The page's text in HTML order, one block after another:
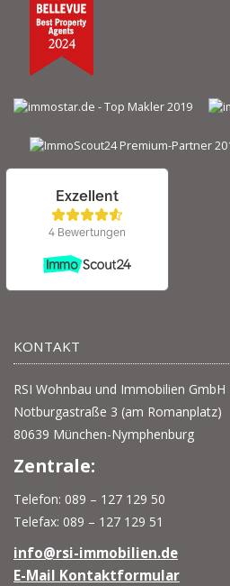
KONTAKT
RSI Wohnbau und Immobilien GmbH
Notburgastraße 3 (am Romanplatz)
80639 München-Nymphenburg
Zentrale:
Telefon: 089 – 127 129 50
Telefax: 089 – 127 129 51
info@rsi-immobilien.de
E-Mail Kontaktformular